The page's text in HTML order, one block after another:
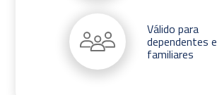
Válido para
dependentes e
familiares